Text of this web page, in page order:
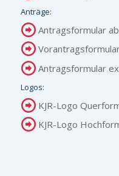
Anträge:
Antragsformular
Antragsformular
Logos:
KJR-Logo
KJR-Logo